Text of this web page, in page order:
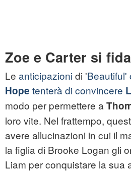
Zoe e Carter si
Le anticipazionidi 'Beautiful'
Hope tenterà di convincere
modo per permettere a
loro vite. Nel frattempo,
avere allucinazioni in cui il
la figlia di Brooke Logan gli
Liam per conquistare la sua